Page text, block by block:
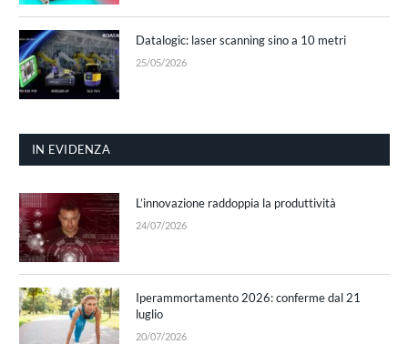
Datalogic: laser scanning sino a 10 metri
25/05/2026
IN EVIDENZA
L’innovazione raddoppia la produttività
24/07/2026
Iperammortamento 2026: conferme dal 21
luglio
20/07/2026